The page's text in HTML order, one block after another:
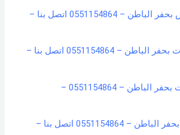
شركة تنظيف مجالس بحفر الباطن – 0551154864 اتصل بنا –
شركة مكافحة حشرات بحفر الباطن – 0551154864 اتصل بنا –
شركة تنظيف مكيفات بحفر الباطن – 0551154864 –
شركة تنظيف منازل بحفر الباطن – 0551154864 اتصل بنا –